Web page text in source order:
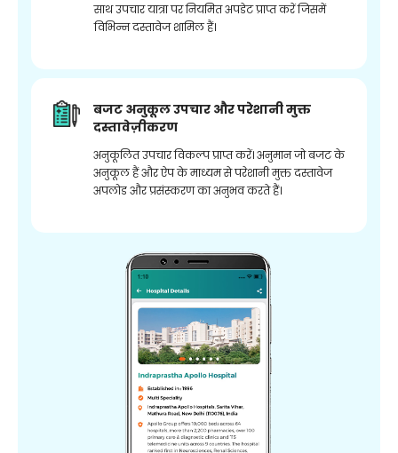
साथ उपचार यात्रा पर नियमित अपडेट प्राप्त करें जिसमें
विभिन्न दस्तावेज शामिल हैं।
बजट अनुकूल उपचार और परेशानी मुक्त
दस्तावेज़ीकरण
अनुकूलित उपचार विकल्प प्राप्त करें। अनुमान जो बजट के
अनुकूल हैं और ऐप के माध्यम से परेशानी मुक्त दस्तावेज
अपलोड और प्रसंस्करण का अनुभव करते हैं।